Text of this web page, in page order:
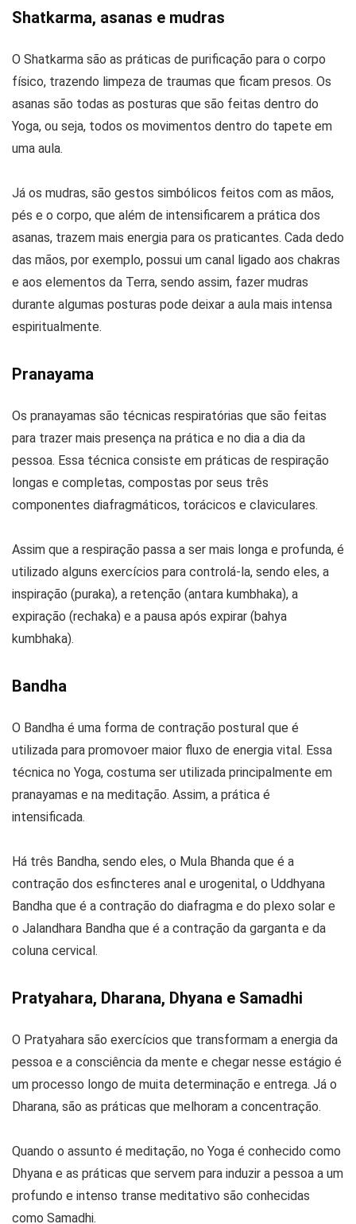
Shatkarma, asanas e mudras
O Shatkarma são as práticas de purificação para o corpo
físico, trazendo limpeza de traumas que ficam presos. Os
asanas são todas as posturas que são feitas dentro do
Yoga, ou seja, todos os movimentos dentro do tapete em
uma aula.
Já os mudras, são gestos simbólicos feitos com as mãos,
pés e o corpo, que além de intensificarem a prática dos
asanas, trazem mais energia para os praticantes. Cada dedo
das mãos, por exemplo, possui um canal ligado aos chakras
e aos elementos da Terra, sendo assim, fazer mudras
durante algumas posturas pode deixar a aula mais intensa
espiritualmente.
Pranayama
Os pranayamas são técnicas respiratórias que são feitas
para trazer mais presença na prática e no dia a dia da
pessoa. Essa técnica consiste em práticas de respiração
longas e completas, compostas por seus três
componentes diafragmáticos, torácicos e claviculares.
Assim que a respiração passa a ser mais longa e profunda, é
utilizado alguns exercícios para controlá-la, sendo eles, a
inspiração (puraka), a retenção (antara kumbhaka), a
expiração (rechaka) e a pausa após expirar (bahya
kumbhaka).
Bandha
O Bandha é uma forma de contração postural que é
utilizada para promovoer maior fluxo de energia vital. Essa
técnica no Yoga, costuma ser utilizada principalmente em
pranayamas e na meditação. Assim, a prática é
intensificada.
Há três Bandha, sendo eles, o Mula Bhanda que é a
contração dos esfincteres anal e urogenital, o Uddhyana
Bandha que é a contração do diafragma e do plexo solar e
o Jalandhara Bandha que é a contração da garganta e da
coluna cervical.
Pratyahara, Dharana, Dhyana e Samadhi
O Pratyahara são exercícios que transformam a energia da
pessoa e a consciência da mente e chegar nesse estágio é
um processo longo de muita determinação e entrega. Já o
Dharana, são as práticas que melhoram a concentração.
Quando o assunto é meditação, no Yoga é conhecido como
Dhyana e as práticas que servem para induzir a pessoa a um
profundo e intenso transe meditativo são conhecidas
como Samadhi.